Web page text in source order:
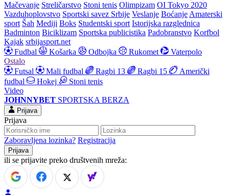
Mačevanje Streličarstvo Stoni tenis Olimpizam OI Tokyo 2020
Vazduhoplovstvo Sportski savez Srbije Veslanje Boćanje Amaterski
sport Šah Mediji Boks Studentski sport Istorijska razglednica
Badminton Biciklizam Sportska publicistika Padobranstvo Korfbol
Kajak srbijasport.net
Fudbal
Košarka Odbojka Rukomet
Vaterpolo
Ostalo
Futsal
Mali fudbal Ragbi 13 Ragbi 15
Američki
fudbal
Hokej
Stoni tenis
Video
JOHNNYBET SPORTSKA BERZA
Prijava
Prijava
Zaboravljena lozinka? Registracija
ili se prijavite preko društvenih mreža: